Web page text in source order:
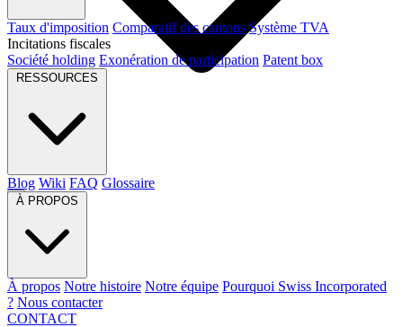
Taux d'imposition Comparatif des cantons Système TVA
Incitations fiscales
Société holding Exonération de participation Patent box
RESSOURCES
Blog Wiki FAQ Glossaire
À PROPOS
À propos Notre histoire Notre équipe Pourquoi Swiss Incorporated
? Nous contacter
CONTACT